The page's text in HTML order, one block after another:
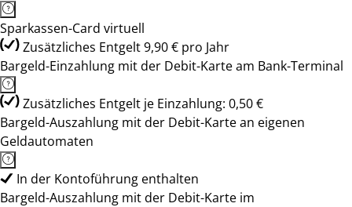
Sparkassen-Card virtuell
Zusätzliches Entgelt 9,90 € pro Jahr
Bargeld-Einzahlung mit der Debit-Karte am Bank-Terminal
Zusätzliches Entgelt je Einzahlung: 0,50 €
Bargeld-Auszahlung mit der Debit-Karte an eigenen
Geldautomaten
In der Kontoführung enthalten
Bargeld-Auszahlung mit der Debit-Karte im